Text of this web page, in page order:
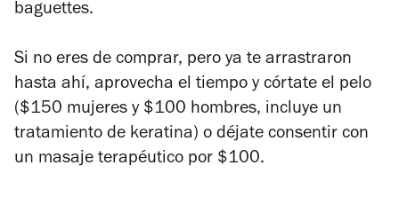
baguettes.
Si no eres de comprar, pero ya te arrastraron
hasta ahí, aprovecha el tiempo y córtate el pelo
($150 mujeres y $100 hombres, incluye un
tratamiento de keratina) o déjate consentir con
un masaje terapéutico por $100.